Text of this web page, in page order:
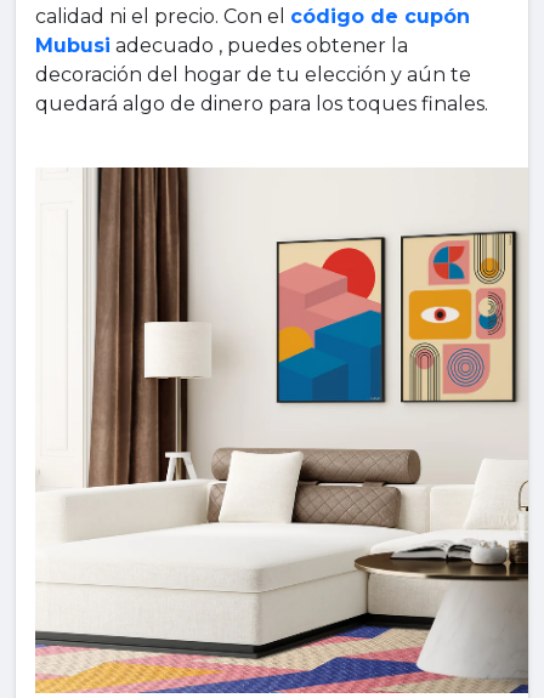
calidad ni el precio. Con el código de cupón
Mubusi adecuado , puedes obtener la
decoración del hogar de tu elección y aún te
quedará algo de dinero para los toques finales.